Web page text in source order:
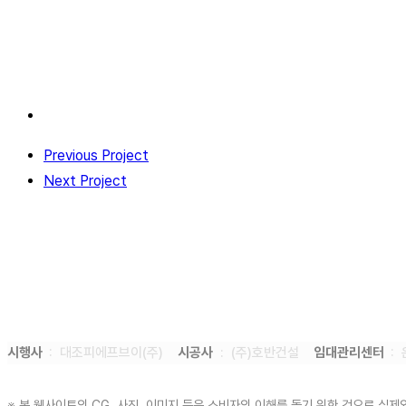
Previous Project
Next Project
시행사 : 대조피에프브이(주) 시공사 : (주)호반건설 임대관리센터 :